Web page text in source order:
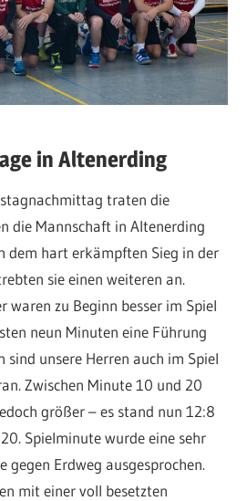
in Altenerding
traten die
die Mannschaft in Altenerding
dem hart erkämpften Sieg in der
sie einen weiteren an.
waren zu Beginn besser im Spiel
neun Minuten eine Führung
sind unsere Herren auch im Spiel
Zwischen Minute 10 und 20
größer – es stand nun 12:8
Spielminute wurde eine sehr
gegen Erdweg ausgesprochen.
mit einer voll besetzten